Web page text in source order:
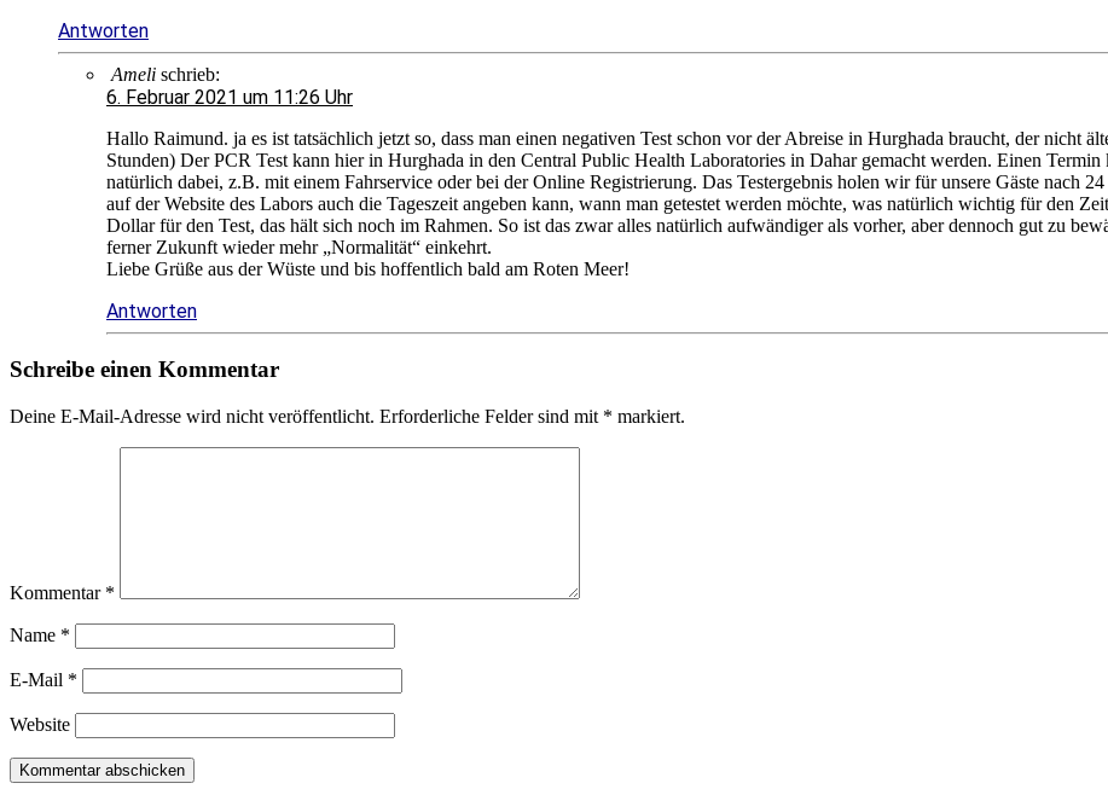
Antworten
Ameli schrieb:
6. Februar 2021 um 11:26 Uhr
Hallo Raimund. ja es ist tatsächlich jetzt so, dass man einen negativen Test schon vor der Abreise in Hurghada braucht, der nicht
Stunden) Der PCR Test kann hier in Hurghada in den Central Public Health Laboratories in Dahar gemacht werden. Einen
natürlich dabei, z.B. mit einem Fahrservice oder bei der Online Registrierung. Das Testergebnis holen wir für unsere Gäste nach
auf der Website des Labors auch die Tageszeit angeben kann, wann man getestet werden möchte, was natürlich wichtig für den
Dollar für den Test, das hält sich noch im Rahmen. So ist das zwar alles natürlich aufwändiger als vorher, aber dennoch gut zu
ferner Zukunft wieder mehr „Normalität“ einkehrt.
Liebe Grüße aus der Wüste und bis hoffentlich bald am Roten Meer!
Antworten
Schreibe einen Kommentar
Deine E-Mail-Adresse wird nicht veröffentlicht. Erforderliche Felder sind mit * markiert.
Kommentar *
Name *
E-Mail *
Website